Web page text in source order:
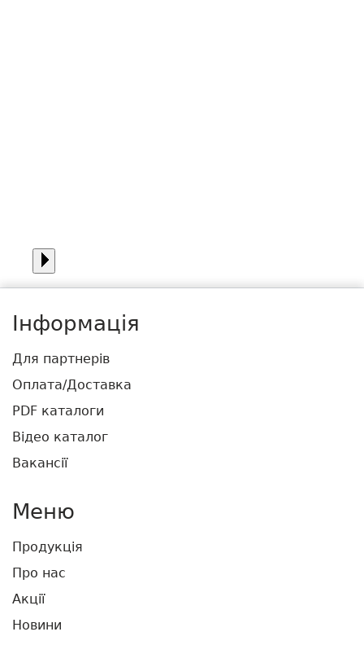
Інформація
Для партнерів
Оплата/Доставка
PDF каталоги
Відео каталог
Вакансії
Меню
Продукція
Про нас
Акції
Новини